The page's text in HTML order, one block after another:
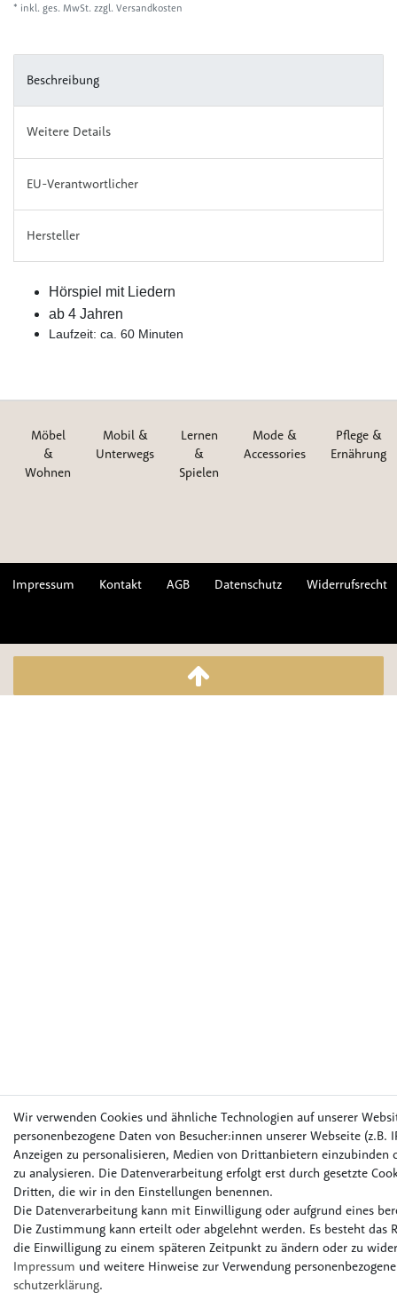
* inkl. ges. MwSt. zzgl. Versandkosten
Beschreibung
Weitere Details
EU-Verantwortlicher
Hersteller
Hörspiel mit Liedern
ab 4 Jahren
Laufzeit: ca. 60 Minuten
Möbel
&
Wohnen
Mobil &
Unterwegs
Lernen
&
Spielen
Mode &
Accessories
Pflege &
Ernährung
Impressum Kontakt AGB Datenschutz Widerrufsrecht
Wir verwenden Cookies und ähnliche Technologien auf unserer
personenbezogene Daten von Besucher:innen unserer Webseite (z.B.
Anzeigen zu personalisieren, Medien von Drittanbietern einzubinden
zu analysieren. Die Datenverarbeitung erfolgt erst durch gesetzte
Dritten, die wir in den Einstellungen benennen.
Die Datenverarbeitung kann mit Einwilligung oder aufgrund eines
Die Zustimmung kann erteilt oder abgelehnt werden. Es besteht das
die Einwilligung zu einem späteren Zeitpunkt zu ändern oder zu
Impressum und weitere Hinweise zur Verwendung
schutz­erklärung.